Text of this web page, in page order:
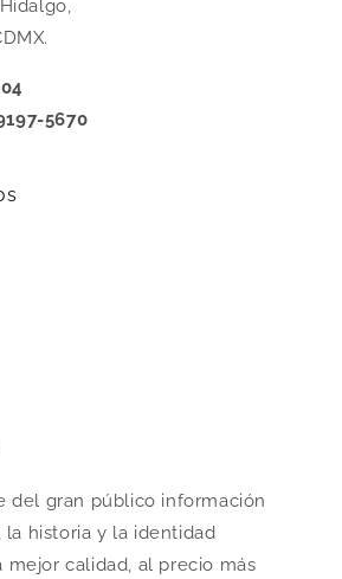
5670
del gran público información
historia y la identidad
mejor calidad, al precio más